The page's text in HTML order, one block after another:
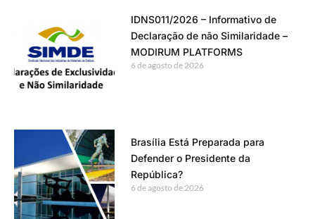
IDNS011/2026 – Informativo de
Declaração de não Similaridade –
MODIRUM PLATFORMS
6 de agosto de 2026
Brasília Está Preparada para
Defender o Presidente da
República?
6 de agosto de 2026